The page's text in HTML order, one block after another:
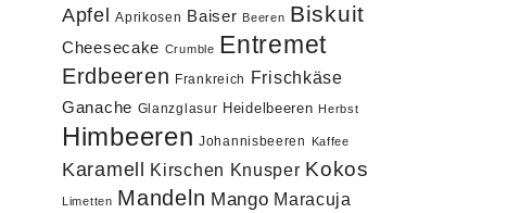
Apfel Aprikosen Baiser Beeren Biskuit
Cheesecake Crumble Entremet
Erdbeeren Frankreich Frischkäse
Ganache Glanzglasur Heidelbeeren Herbst
Himbeeren Johannisbeeren Kaffee
Karamell Kirschen Knusper Kokos
Limetten Mandeln Mango Maracuja